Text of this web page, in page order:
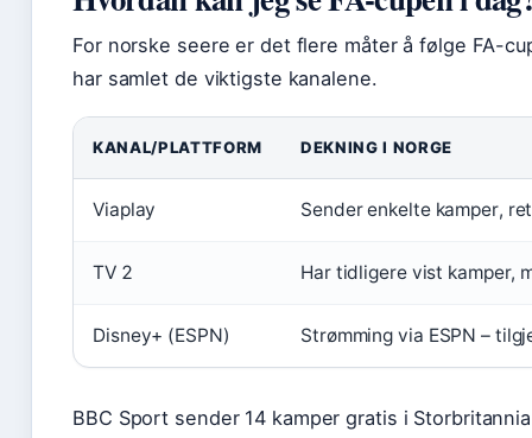
For norske seere er det flere måter å følge FA-
har samlet de viktigste kanalene.
KANAL/PLATTFORM DEKNING I NORGE
Viaplay Sender enkelte kamper,
TV 2 Har tidligere vist kamper,
Disney+ (ESPN) Strømming via ESPN –
BBC Sport sender 14 kamper gratis i